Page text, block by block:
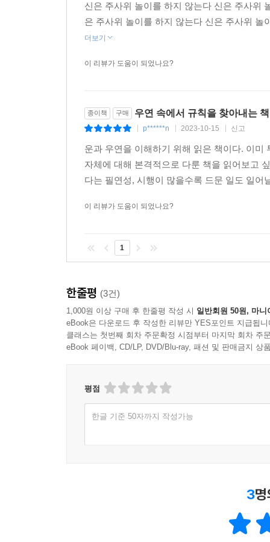
현명하게 번호를 선택하는 방법이 무엇인지 알
당첨됐을 때 가장 큰 당첨금을 받을 수 있는 방법
그래야 설령 로또에 당첨되더라도 당첨금을 나
똑같이 생각해 낼 수 있는 것이므로, 아예 ‘자동(랜
반복되는지, 주가는 왜 순식간에 대폭락하는지도
없이도 지금의 모습을 갖출 수 있었는지 알게
《신은 주사위 놀이를 하지 않는다》는 출간되
되었다. 그리고 지금까지 저자 데이비드 핸드가
“이 세상에 존재하는 ‘가능성’을 전부 고려하더라
_《워싱턴포스트》
“《신은 주사위 놀이를 하지 않는다》는 왜 끊임없
_《허핑턴포스트》
신은 주사위 놀이를 하지 않는다 신은 주사위
은 주사위 놀이를 하지 않는다 신은 주사위
더보기
이 리뷰가 도움이 되었나요?
종이책 구매 우연 속에서 규칙을 찾아내는 책
p******n 2023-10-15 신고
운과 우연을 이해하기 위해 읽은 책이다. 이
자체에 대해 본격적으로 다룬 책을 읽어보고
다는 필연성, 시행이 많을수록 드문 일도 일
이 리뷰가 도움이 되었나요?
1
한줄평 (3건)
1,000원 이상 구매 후 한줄평 작성 시 일반회원 50원, 마니
eBook은 다운로드 후 작성한 리뷰만 YES포인트 지급됩니
클래스는 첫번째 회차 주문확정 시점부터 마지막 회차 주
eBook 페이백, CD/LP, DVD/Blu-ray, 패션 및 판매금지 상
평점
한글 기준 50자까지 작성가능
3